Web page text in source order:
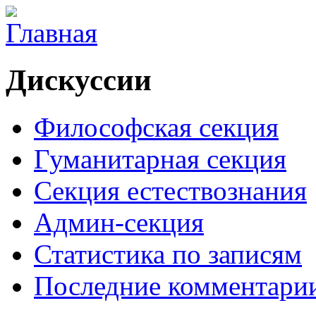
Дискуссии
Философская секция
Гуманитарная секция
Секция естествознания
Админ-секция
Статистика по записям
Последние